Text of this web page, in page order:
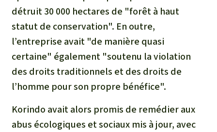
L'élevage industriel
L'or
L'accaparement des terres
Le braconnage
Les barrages
Dans la presse
détruit 30 000 hectares de "forêt à haut
statut de conservation". En outre,
l’entreprise avait "de manière quasi
certaine" également "soutenu la violation
des droits traditionnels et des droits de
l’homme pour son propre bénéfice".
Korindo avait alors promis de remédier aux
abus écologiques et sociaux mis à jour, avec